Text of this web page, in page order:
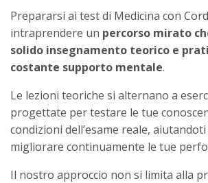
Prepararsi ai test di Medicina con
intraprendere un percorso mirato
solido insegnamento teorico e
costante supporto mentale.
Le lezioni teoriche si alternano a
progettate per testare le tue
condizioni dell’esame reale,
migliorare continuamente le tue
Il nostro approccio non si limita alla